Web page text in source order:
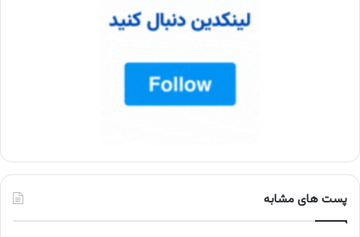
پست های مشابه